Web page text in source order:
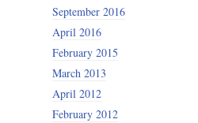
September 2016
April 2016
February 2015
March 2013
April 2012
February 2012